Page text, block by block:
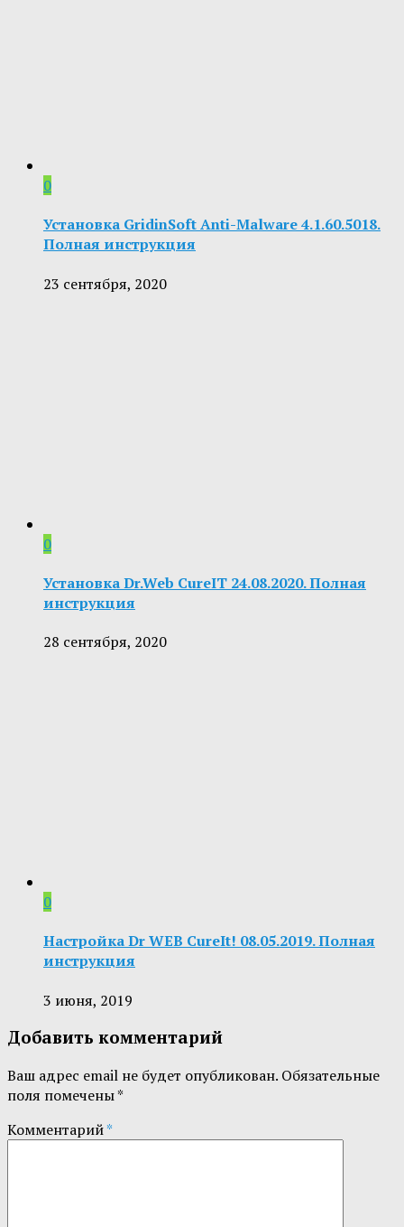
0
Установка GridinSoft Anti-Malware 4.1.60.5018.
Полная инструкция
23 сентября, 2020
0
Установка Dr.Web CureIT 24.08.2020. Полная
инструкция
28 сентября, 2020
0
Настройка Dr WEB CureIt! 08.05.2019. Полная
инструкция
3 июня, 2019
Добавить комментарий
Ваш адрес email не будет опубликован. Обязательные
поля помечены*
Комментарий*